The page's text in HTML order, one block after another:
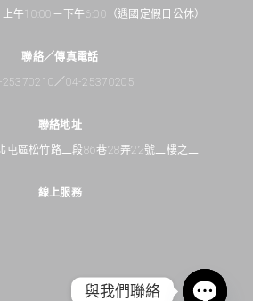
午10:00－下午6:00（遇國定假日公休）
聯絡／傳真電話
25370210／04-25370205
聯絡地址
屯區松竹路二段86巷28弄22號二樓之二
線上服務
Facebooks
LineMessenger
與我們聯絡